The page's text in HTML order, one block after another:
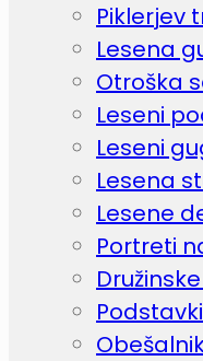
Piklerjev
Lesena
Otroška
Leseni
Leseni
Lesena
Lesene
Portreti